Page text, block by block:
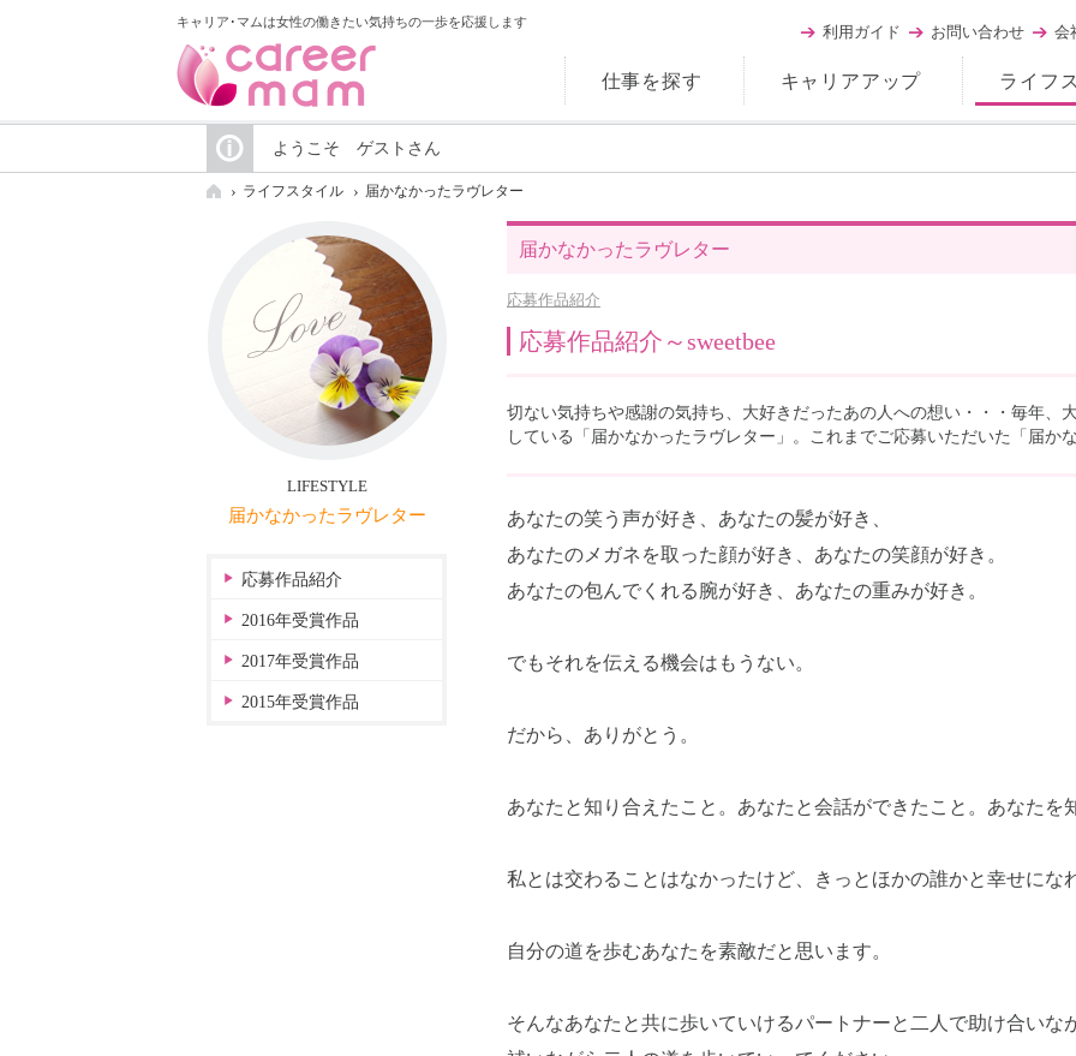
キャリア･マムは女性の働きたい気持ちの一歩を応援します
仕事を探す キャリアアップ ライフ
利用ガイド お問い合わせ 会
ようこそ ゲストさん
ライフスタイル 届かなかったラヴレター
届かなかったラヴレター
応募作品紹介
応募作品紹介～sweetbee
切ない気持ちや感謝の気持ち、大好きだったあの人への想い・・・毎年、
している「届かなかったラヴレター」。これまでご応募いただいた「届か
あなたの笑う声が好き、あなたの髪が好き、
あなたのメガネを取った顔が好き、あなたの笑顔が好き。
あなたの包んでくれる腕が好き、あなたの重みが好き。
でもそれを伝える機会はもうない。
だから、ありがとう。
あなたと知り合えたこと。あなたと会話ができたこと。あなたを
私とは交わることはなかったけど、きっとほかの誰かと幸せにな
自分の道を歩むあなたを素敵だと思います。
そんなあなたと共に歩いていけるパートナーと二人で助け合いな
LIFESTYLE
届かなかったラヴレター
応募作品紹介
2016年受賞作品
2017年受賞作品
2015年受賞作品